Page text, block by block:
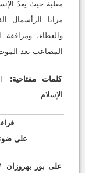
معلّبة حیث یعدّ
مزایا الرأسمال
والعطاء، ومرافقة
المصاعب بعد الموت
کلمات مفتاحیة:
الإسلام.
على ضوء
علی بور بهروزان